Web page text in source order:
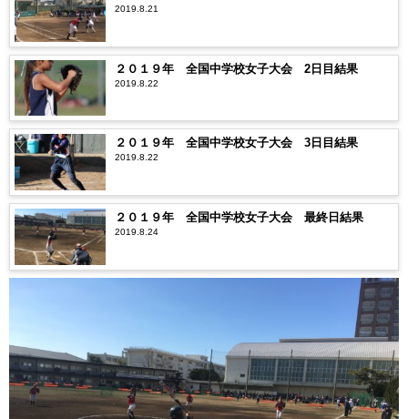
2019.8.21
２０１９年 全国中学校女子大会 2日目結果
2019.8.22
２０１９年 全国中学校女子大会 3日目結果
2019.8.22
２０１９年 全国中学校女子大会 最終日結果
2019.8.24